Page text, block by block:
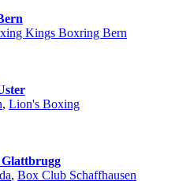
Kings Boxring Bern
, Lion's Boxing
Glattbrugg
, Box Club Schaffhausen